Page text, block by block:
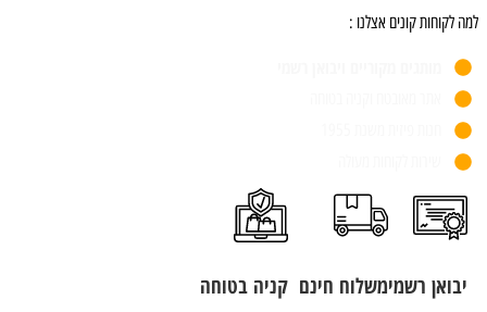
למה לקוחות קונים אצלנו :
יבואן רשמימשלוח חינם קניה בטוחה